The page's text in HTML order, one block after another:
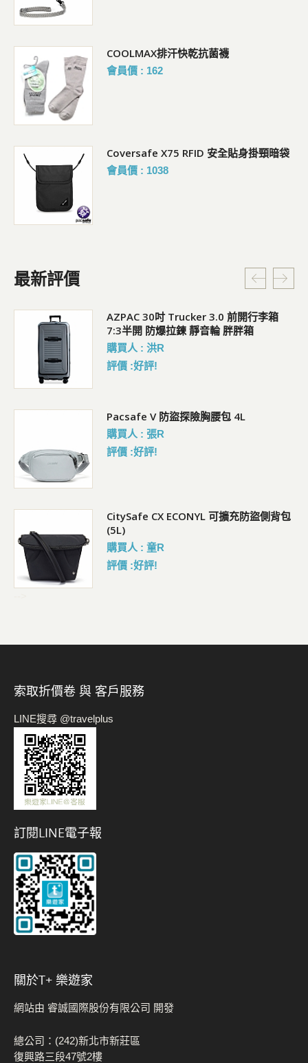
COOLMAX排汗快乾抗菌襪
會員價 : 162
Coversafe X75 RFID 安全貼身掛頸暗袋
會員價 : 1038
最新評價
AZPAC 30吋 Trucker 3.0 前開行李箱
7:3半開 防爆拉鍊 靜音輪 胖胖箱
購買人 : 洪R
評價 :好評!
Pacsafe V 防盜探險胸腰包 4L
購買人 : 張R
評價 :好評!
CitySafe CX ECONYL 可擴充防盜側背包
(5L)
購買人 : 童R
評價 :好評!
索取折價卷 與 客戶服務
LINE搜尋 @travelplus
訂閱LINE電子報
關於t+ 樂遊家
網站由 睿誠國際股份有限公司 開發
總公司：(242)新北市新莊區
復興路三段47號2樓